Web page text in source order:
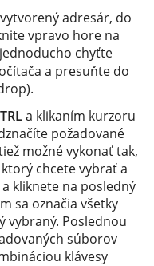
adresár, do
vpravo hore na
chyťte
a presuňte do
a klikaním kurzoru
požadované
možné vykonať tak,
chcete vybrať a
a kliknete na posledný
sa označia všetky
vybraný. Poslednou
súborov
klávesy